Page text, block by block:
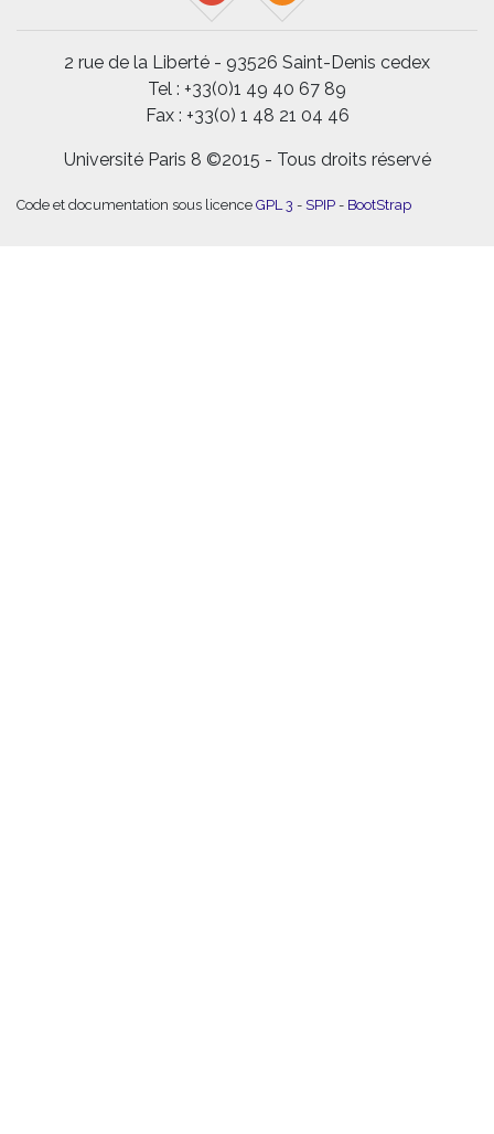
2 rue de la Liberté - 93526 Saint-Denis cedex
Tel : +33(0)1 49 40 67 89
Fax : +33(0) 1 48 21 04 46
Université Paris 8 ©2015 - Tous droits réservé
Code et documentation sous licence GPL 3 - SPIP - BootStrap